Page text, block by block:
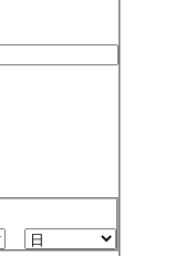
日